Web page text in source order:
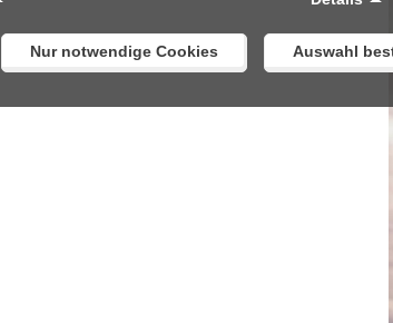
Nur notwendige Cookies Auswahl